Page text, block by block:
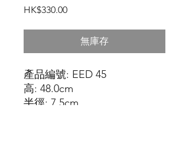
HK$330.00價
無庫存
產品編號: EED 45
高: 48.0cm
半徑: 7.5cm